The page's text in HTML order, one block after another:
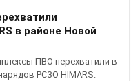
в районе Новой
ПВО перехватили в
РСЗО HIMARS.